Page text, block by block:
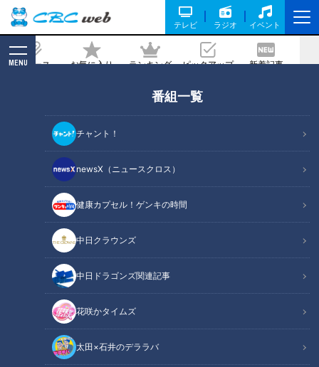
テレビ ラジオ イベント
ニュース お気に入り ランキング ピックアップ 新着記事
MENU
番組一覧
チャント！
newsX（ニュースクロス）
健康カプセル！ゲンキの時間
中日クラウンズ
中日ドラゴンズ関連記事
花咲かタイムズ
太田×石井のデララバ
車」の選び方！
記事に戻る